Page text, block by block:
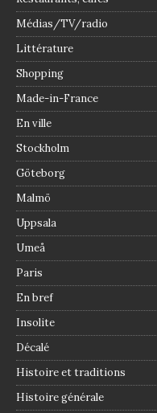
Médias/TV/radio
Littérature
Shopping
Made-in-France
En ville
Stockholm
Göteborg
Malmö
Uppsala
Umeå
Paris
En bref
Insolite
Décalé
Histoire et traditions
Histoire générale